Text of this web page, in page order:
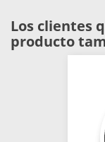
Los clientes
producto